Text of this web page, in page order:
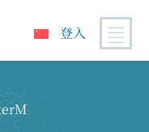
登入